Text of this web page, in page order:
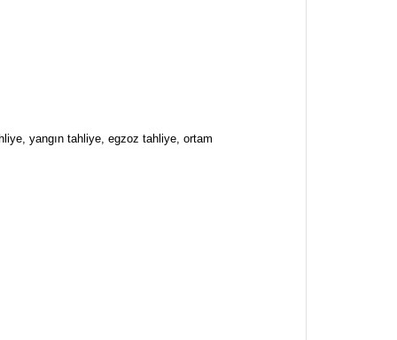
yangın tahliye, egzoz tahliye, ortam